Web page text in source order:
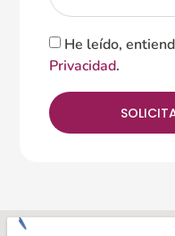
He leído,
Privacidad.